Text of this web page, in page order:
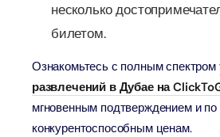
несколько
билетом.
Ознакомьтесь с полным спектром
развлечений в Дубае на
мгновенным подтверждением и по
конкурентоспособным ценам.